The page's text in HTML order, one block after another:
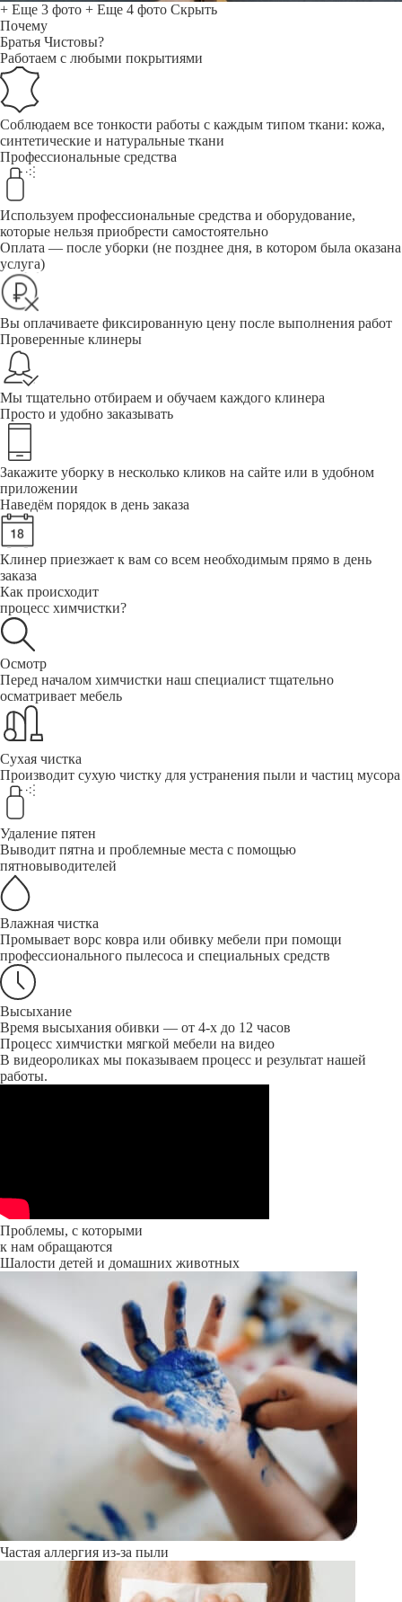
+ Еще 3 фото + Еще 4 фото Скрыть
Почему
Братья Чистовы?
Работаем с любыми покрытиями
Соблюдаем все тонкости работы с каждым типом ткани: кожа,
синтетические и натуральные ткани
Профессиональные средства
Используем профессиональные средства и оборудование,
которые нельзя приобрести самостоятельно
Оплата — после уборки (не позднее дня, в котором была оказана
услуга)
Вы оплачиваете фиксированную цену после выполнения работ
Проверенные клинеры
Мы тщательно отбираем и обучаем каждого клинера
Просто и удобно заказывать
Закажите уборку в несколько кликов на сайте или в удобном
приложении
Наведём порядок в день заказа
Клинер приезжает к вам со всем необходимым прямо в день
заказа
Как происходит
процесс химчистки?
Осмотр
Перед началом химчистки наш специалист тщательно
осматривает мебель
Сухая чистка
Производит сухую чистку для устранения пыли и частиц мусора
Удаление пятен
Выводит пятна и проблемные места с помощью
пятновыводителей
Влажная чистка
Промывает ворс ковра или обивку мебели при помощи
профессионального пылесоса и специальных средств
Высыхание
Время высыхания обивки — от 4-х до 12 часов
Процесс химчистки мягкой мебели на видео
В видеороликах мы показываем процесс и результат нашей
работы.
Проблемы, с которыми
к нам обращаются
Шалости детей и домашних животных
Частая аллергия из-за пыли